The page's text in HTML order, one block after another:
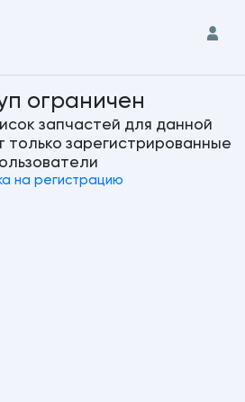
ограничен
запчастей для данной
только зарегистрированные
на регистрацию